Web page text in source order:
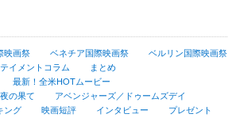
映画祭 ベネチア国際映画祭 ベルリン国際映画祭
イメントコラム
まとめ
最新！全米HOTムービー
の果て
アベンジャーズ／ドゥームズデイ
ング 映画短評 インタビュー
プレゼント